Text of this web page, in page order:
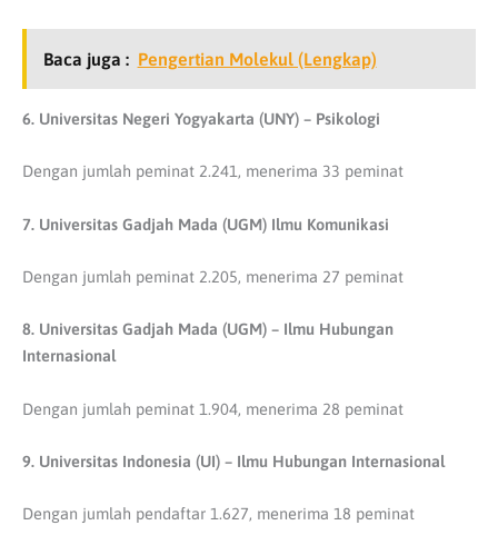
Baca juga : Pengertian Molekul (Lengkap)
6. Universitas Negeri Yogyakarta (UNY) – Psikologi
Dengan jumlah peminat 2.241, menerima 33 peminat
7. Universitas Gadjah Mada (UGM) Ilmu Komunikasi
Dengan jumlah peminat 2.205, menerima 27 peminat
8. Universitas Gadjah Mada (UGM) – Ilmu Hubungan
Internasional
Dengan jumlah peminat 1.904, menerima 28 peminat
9. Universitas Indonesia (UI) – Ilmu Hubungan Internasional
Dengan jumlah pendaftar 1.627, menerima 18 peminat